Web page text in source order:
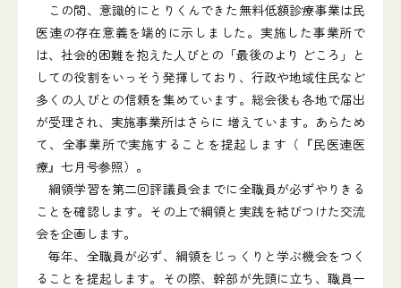
この間、意識的にとりくんできた無料低額診療事業は民
医連の存在意義を端的に示しました。実施した事業所で
は、社会的困難を抱えた人びとの「最後のより どころ」と
しての役割をいっそう発揮しており、行政や地域住民など
多くの人びとの信頼を集めています。総会後も各地で届出
が受理され、実施事業所はさらに 増えています。あらため
て、全事業所で実施することを提起します（『民医連医
療』七月号参照）。
綱領学習を第二回評議員会までに全職員が必ずやりきる
ことを確認します。その上で綱領と実践を結びつけた交流
会を企画します。
毎年、全職員が必ず、綱領をじっくりと学ぶ機会をつく
ることを提起します。その際、幹部が先頭に立ち、職員一